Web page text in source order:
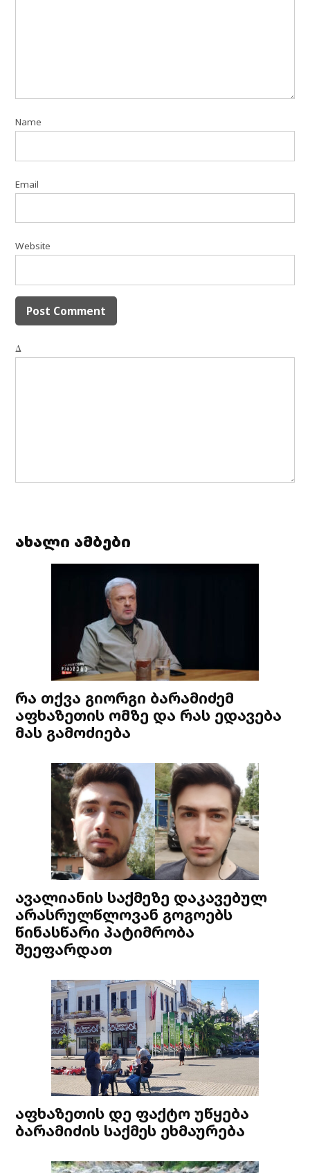
Name
Email
Website
Δ
ახალი ამბები
რა თქვა გიორგი ბარამიძემ
აფხაზეთის ომზე და რას ედავება
მას გამოძიება
ავალიანის საქმეზე დაკავებულ
არასრულწლოვან გოგოებს
წინასწარი პატიმრობა
შეეფარდათ
აფხაზეთის დე ფაქტო უწყება
ბარამიძის საქმეს ეხმაურება